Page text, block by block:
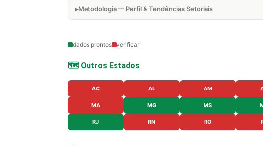
Metodologia — Perfil & Tendências Setoriais
dados prontos verificar
🗺️ Outros Estados
AC AL AM
MA MG MS
RJ RN RO